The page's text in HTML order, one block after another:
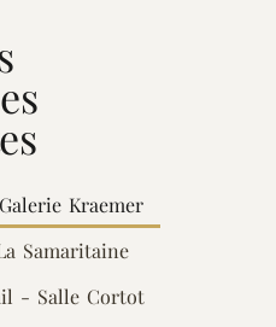
Kraemer
Samaritaine
- Salle Cortot